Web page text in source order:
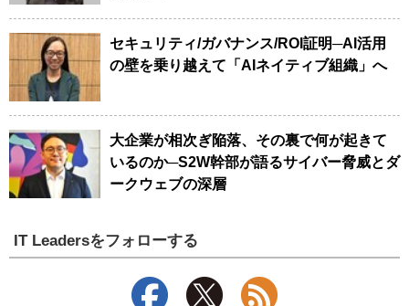
セキュリティ/ガバナンス/ROI証明─AI活用
の壁を乗り越えて「AIネイティブ組織」へ
大企業が相次ぎ陥落、その裏で何が起きて
いるのか─S2W幹部が語るサイバー脅威とダ
ークウェブの深層
IT Leadersをフォローする